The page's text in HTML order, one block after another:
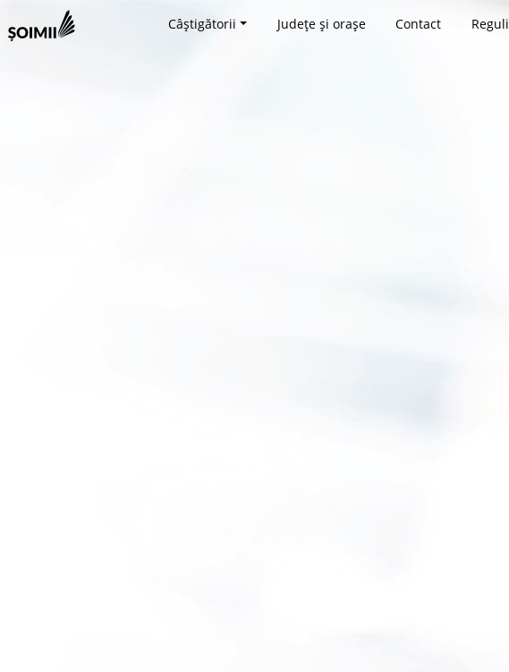
Câștigătorii Județe și orașe Contact Reguli